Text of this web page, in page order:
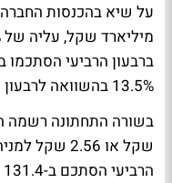
13.5% בהשוואה לרבעון המקביל, שנה קודם לכן.